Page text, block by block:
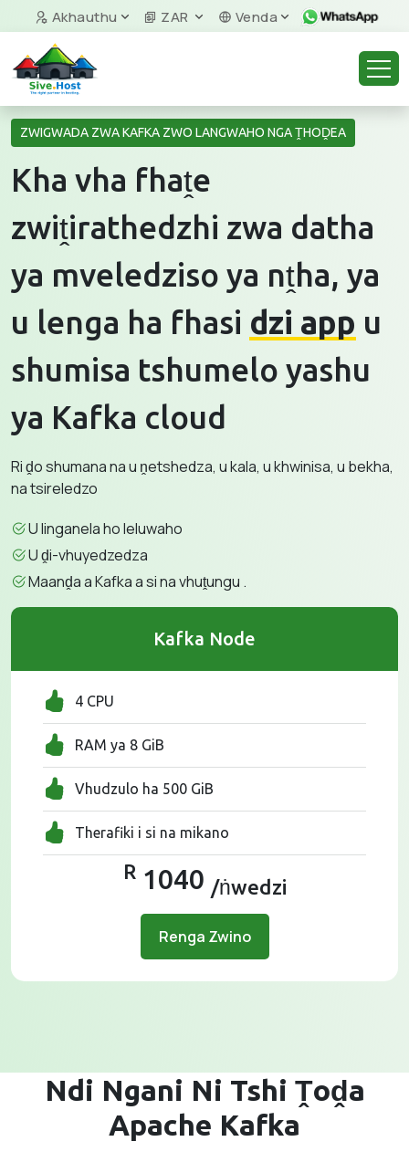
Akhauthu ZAR Venda
ZWIGWADA ZWA KAFKA ZWO LANGWAHO NGA ṰHOḒEA
Kha vha fhaṱe
zwiṱirathedzhi zwa datha
ya mveledziso ya nṱha, ya
u lenga ha fhasi dzi app u
shumisa tshumelo yashu
ya Kafka cloud
Ri ḓo shumana na u ṋetshedza, u kala, u khwinisa, u bekha,
na tsireledzo
U linganela ho leluwaho
U ḓi-vhuyedzedza
Maanḓa a Kafka a si na vhuṱungu .
Kafka Node
4 CPU
RAM ya 8 GiB
Vhudzulo ha 500 GiB
Therafiki i si na mikano
R1040 /ṅwedzi
Renga Zwino
Ndi Ngani Ni Tshi Ṱoḓa
Apache Kafka